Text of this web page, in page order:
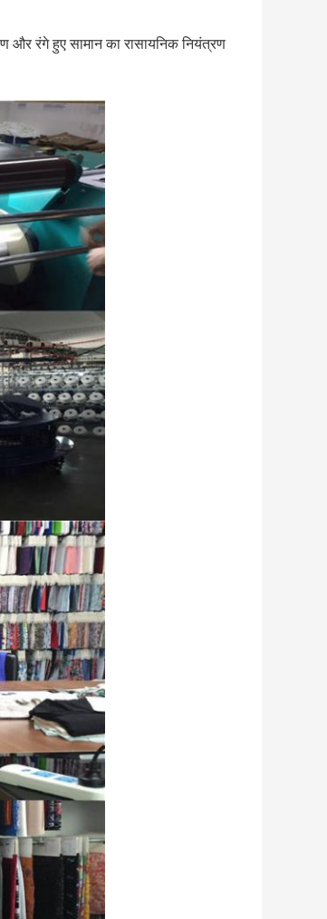
और रंगे हुए सामान का रासायनिक नियंत्रण